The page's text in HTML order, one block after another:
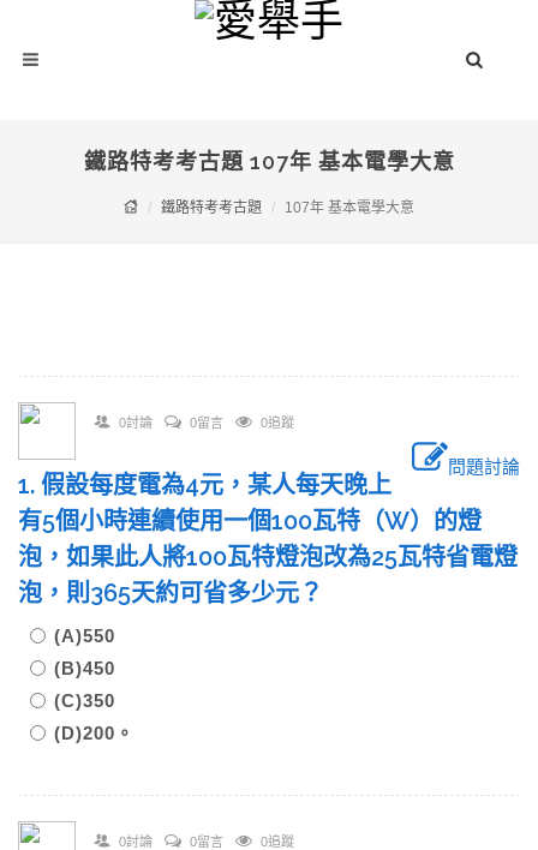
鐵路特考考古題 107年 基本電學大意
鐵路特考考古題 107年 基本電學大意
0討論 0留言 0追蹤
問題討論
1. 假設每度電為4元，某人每天晚上
有5個小時連續使用一個100瓦特（W）的燈
泡，如果此人將100瓦特燈泡改為25瓦特省電燈
泡，則365天約可省多少元？
(A)550
(B)450
(C)350
(D)200。
0討論 0留言 0追蹤